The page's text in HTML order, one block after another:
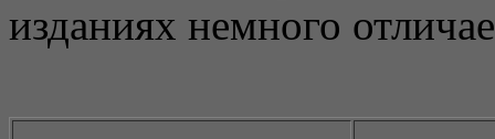
изданиях немного